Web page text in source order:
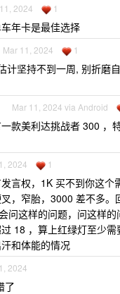
2024 1
年卡是最佳选择
Mar 11, 2024 1
计坚持不到一周, 别折磨
Mar 11, 2024 via Android
款美利达挑战者 300 ，
2024 1
言权，1K 买不到你这个
，窄胎，3000 差不多。
问这样的问题，问这样
18 ，算上红绿灯至少需
和体能的情况
2024
了